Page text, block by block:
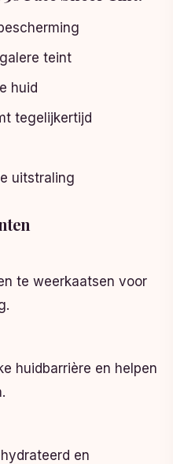
teint
huid
tegelijkertijd
uitstraling
te weerkaatsen voor
huidbarrière en helpen
en